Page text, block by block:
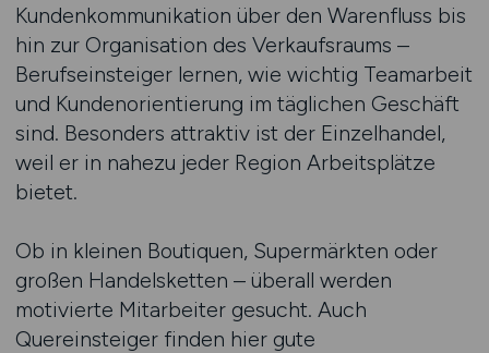
Kundenkommunikation über den Warenfluss bis
hin zur Organisation des Verkaufsraums –
Berufseinsteiger lernen, wie wichtig Teamarbeit
und Kundenorientierung im täglichen Geschäft
sind. Besonders attraktiv ist der Einzelhandel,
weil er in nahezu jeder Region Arbeitsplätze
bietet.
Ob in kleinen Boutiquen, Supermärkten oder
großen Handelsketten – überall werden
motivierte Mitarbeiter gesucht. Auch
Quereinsteiger finden hier gute